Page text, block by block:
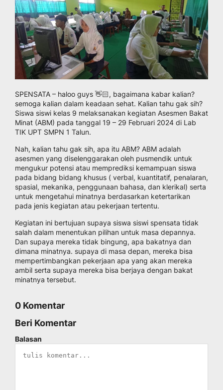
SPENSATA – haloo guys 👋🏻, bagaimana kabar kalian?
semoga kalian dalam keadaan sehat. Kalian tahu gak sih?
Siswa siswi kelas 9 melaksanakan kegiatan Asesmen Bakat
Minat (ABM) pada tanggal 19 – 29 Februari 2024 di Lab
TIK UPT SMPN 1 Talun.
Nah, kalian tahu gak sih, apa itu ABM? ABM adalah
asesmen yang diselenggarakan oleh pusmendik untuk
mengukur potensi atau memprediksi kemampuan siswa
pada bidang bidang khusus ( verbal, kuantitatif, penalaran,
spasial, mekanika, penggunaan bahasa, dan klerikal) serta
untuk mengetahui minatnya berdasarkan ketertarikan
pada jenis kegiatan atau pekerjaan tertentu.
Kegiatan ini bertujuan supaya siswa siswi spensata tidak
salah dalam menentukan pilihan untuk masa depannya.
Dan supaya mereka tidak bingung, apa bakatnya dan
dimana minatnya. supaya di masa depan, mereka bisa
mempertimbangkan pekerjaan apa yang akan mereka
ambil serta supaya mereka bisa berjaya dengan bakat
minatnya tersebut.
0 Komentar
Beri Komentar
Balasan